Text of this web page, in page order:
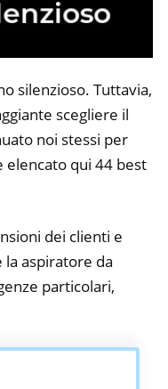
silenzioso. Tuttavia,
scegliere il
noi stessi per
elencato qui 44 best
dei clienti e
aspiratore da
particolari,